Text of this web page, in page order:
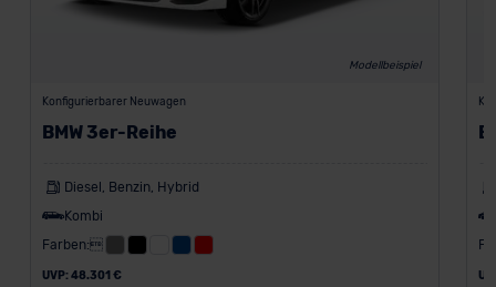
Modellbeispiel
Konfigurierbarer Neuwagen
BMW 3er-Reihe
Diesel, Benzin, Hybrid
Kombi
Farben:
UVP: 48.301 €